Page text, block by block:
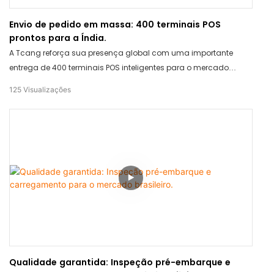
Envio de pedido em massa: 400 terminais POS
prontos para a Índia.
A Tcang reforça sua presença global com uma importante
entrega de 400 terminais POS inteligentes para o mercado
soluções de hardware confiáveis ​​e de alto desempenho.
125 Visualizações
Qualidade garantida: Inspeção pré-embarque e